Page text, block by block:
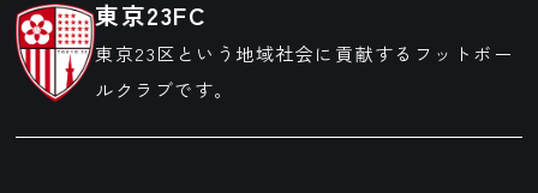
東京23FC
東京23区という地域社会に貢献するフットボー
ルクラブです。